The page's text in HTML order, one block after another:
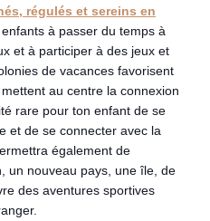
régulés et sereins en
à passer du temps à
et à participer à des jeux et
de vacances favorisent
au centre la connexion
rare pour ton enfant de se
et de se connecter avec la
également de
un nouveau pays, une île, de
des aventures sportives